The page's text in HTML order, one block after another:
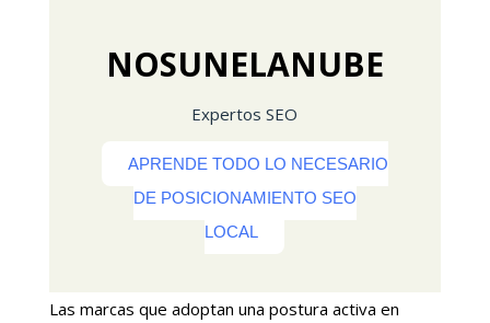
NOSUNELANUBE
Expertos SEO
APRENDE TODO LO NECESARIO
DE POSICIONAMIENTO SEO
LOCAL
Las marcas que adoptan una postura activa en